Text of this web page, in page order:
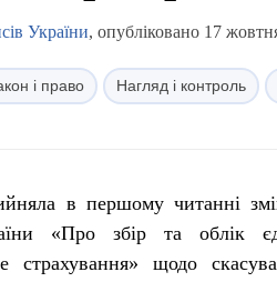
України, опубліковано 17
і право Нагляд і контроль
в першому читанні
«Про збір та облік
страхування» щодо